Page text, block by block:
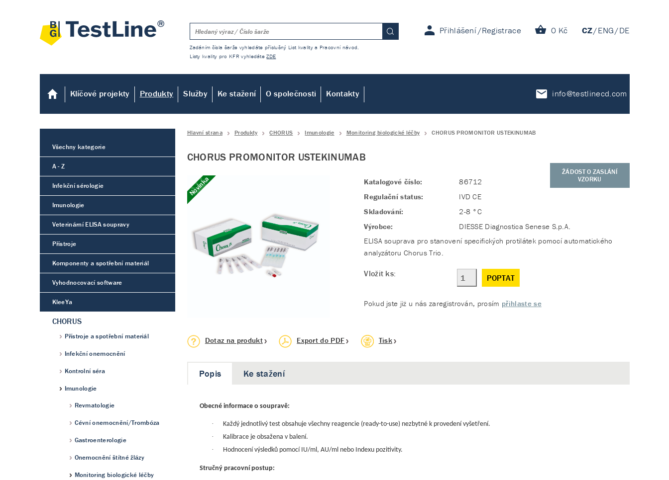
Přihlášení Registrace 0 Kč CZ ENG DE
Zadáním čísla šarže vyhledáte příslušný List kvality a Pracovní návod.
Listy kvality pro KFR vyhledáteZDE
Klíčové projekty Produkty Služby Ke stažení O společnosti Kontakty info@testlinecd.com
Hlavní strana Produkty CHORUS Imunologie Monitoring biologické léčby CHORUS PROMONITOR USTEKINUMAB
CHORUS PROMONITOR USTEKINUMAB
Novinka Katalogové číslo:
86712
Regulační status:
IVD CE
Skladování:
2-8 °C
Výrobce:
DIESSE Diagnostica Senese S.p.A.
ŽÁDOST O ZASLÁNÍ
VZORKU
ELISA souprava pro stanovení specifických protilátek pomocí automatického
analyzátoru Chorus Trio.
Vložit ks: POPTAT
Pokud jste již u nás zaregistrován, prosím přihlaste se
Dotaz na produkt Export do PDF Tisk
Popis
Obecné informace o soupravě:
·
Každý jednotlivý test obsahuje všechny reagencie (ready-to-use) nezbytné k provedení vyšetření.
·
Kalibrace je obsažena v balení.
·
Hodnocení výsledků pomocí IU/ml, AU/ml nebo Indexu pozitivity.
Stručný pracovní postup:
Ke stažení
Všechny kategorie
A - Z
Infekční sérologie
Imunologie
Veterinární ELISA soupravy
Přístroje
Komponenty a spotřební materiál
Vyhodnocovací software
KleeYa
CHORUS
Přístroje a spotřební materiál
Infekční onemocnění
Kontrolní séra
Imunologie
Revmatologie
Cévní onemocnění/Trombóza
Gastroenterologie
Onemocnění štítné žlázy
Monitoring biologické léčby